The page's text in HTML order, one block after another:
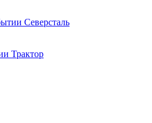
Северсталь
Трактор